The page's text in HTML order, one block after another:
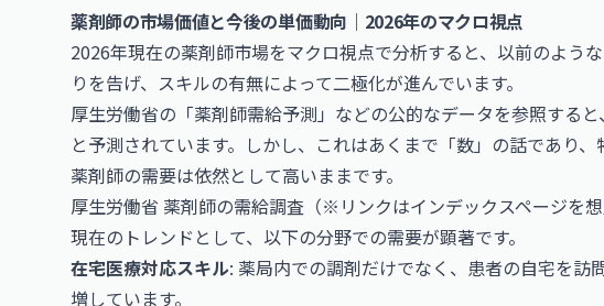
薬剤師の市場価値と今後の単価動向｜2026年のマクロ視点
2026年現在の薬剤師市場をマクロ視点で分析すると、以前のよう
りを告げ、スキルの有無によって二極化が進んでいます。
厚生労働省の「薬剤師需給予測」などの公的なデータを参照する
と予測されています。しかし、これはあくまで「数」の話であり
薬剤師の需要は依然として高いままです。
厚生労働省 薬剤師の需給調査 （※リンクはインデックスページを想
現在のトレンドとして、以下の分野での需要が顕著です。
在宅医療対応スキル: 薬局内での調剤だけでなく、患者の自宅を訪
増しています。